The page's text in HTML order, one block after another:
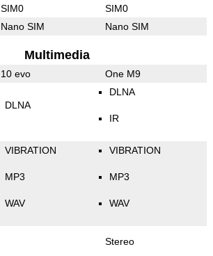
SIM0 SIM0
Nano SIM Nano SIM
Multimedia
10 evo One M9
DLNA
DLNA
IR
VIBRATION
MP3
WAV
VIBRATION
MP3
WAV
Stereo